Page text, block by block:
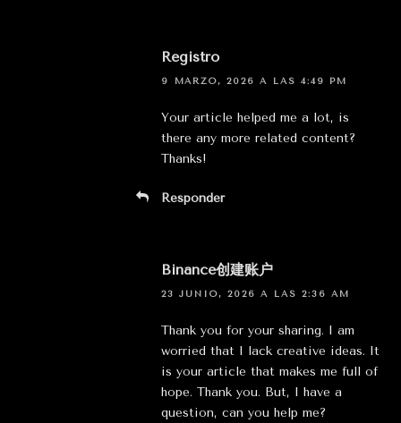
Registro
9 MARZO, 2026 A LAS 4:49 PM
Your article helped me a lot, is
there any more related content?
Thanks!
Responder
Binance创建账户
23 JUNIO, 2026 A LAS 2:36 AM
Thank you for your sharing. I am
worried that I lack creative ideas. It
is your article that makes me full of
hope. Thank you. But, I have a
question, can you help me?